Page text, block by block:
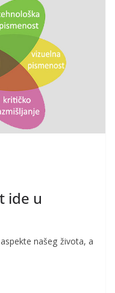
ide u
našeg života, a